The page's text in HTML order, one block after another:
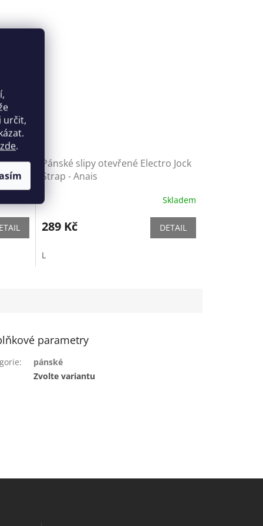
určit,
zde.
-
Pánské slipy otevřené Electro Jock
Strap - Anais
Skladem
289 Kč DETAIL
L
parametry
:
pánské
Zvolte variantu